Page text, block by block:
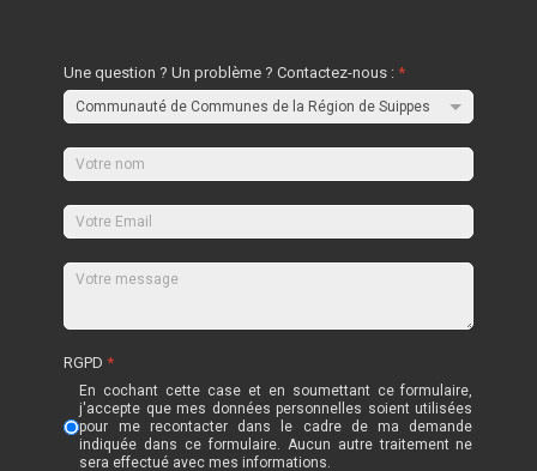
Une question ? Un problème ? Contactez-nous :*
RGPD*
En cochant cette case et en soumettant ce formulaire,
j'accepte que mes données personnelles soient utilisées
pour me recontacter dans le cadre de ma demande
indiquée dans ce formulaire. Aucun autre traitement ne
sera effectué avec mes informations.